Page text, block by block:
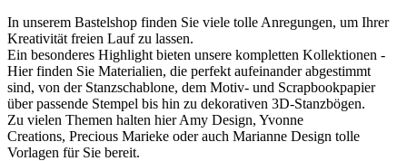
In unserem Bastelshop finden Sie viele tolle Anregungen, um Ihrer
Kreativität freien Lauf zu lassen.
Ein besonderes Highlight bieten unsere kompletten Kollektionen -
Hier finden Sie Materialien, die perfekt aufeinander abgestimmt
sind, von der Stanzschablone, dem Motiv- und Scrapbookpapier
über passende Stempel bis hin zu dekorativen 3D-Stanzbögen.
Zu vielen Themen halten hier Amy Design, Yvonne
Creations, Precious Marieke oder auch Marianne Design tolle
Vorlagen für Sie bereit.